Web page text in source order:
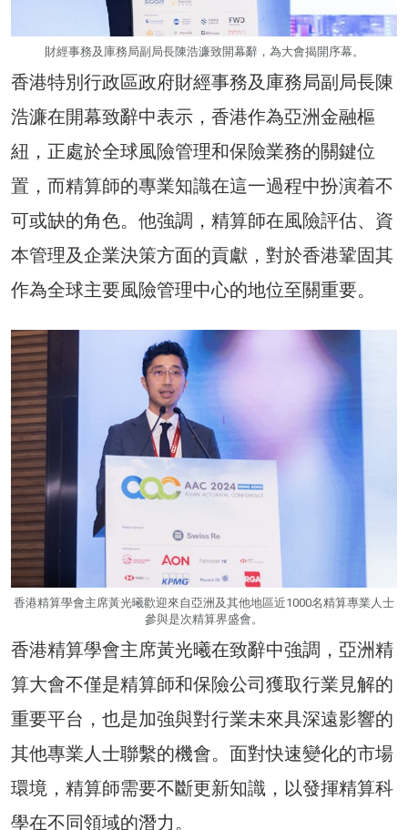
財經事務及庫務局副局長陳浩濂致開幕辭，為大會揭開序幕。
香港特別行政區政府財經事務及庫務局副局長陳
浩濂在開幕致辭中表示，香港作為亞洲金融樞
紐，正處於全球風險管理和保險業務的關鍵位
置，而精算師的專業知識在這一過程中扮演着不
可或缺的角色。他強調，精算師在風險評估、資
本管理及企業決策方面的貢獻，對於香港鞏固其
作為全球主要風險管理中心的地位至關重要。
香港精算學會主席黃光曦歡迎來自亞洲及其他地區近1000名精算專業人士
參與是次精算界盛會。
香港精算學會主席黃光曦在致辭中強調，亞洲精
算大會不僅是精算師和保險公司獲取行業見解的
重要平台，也是加強與對行業未來具深遠影響的
其他專業人士聯繫的機會。面對快速變化的市場
環境，精算師需要不斷更新知識，以發揮精算科
學在不同領域的潛力。